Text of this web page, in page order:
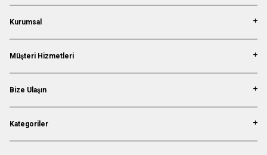
Kurumsal
Müşteri Hizmetleri
Bize Ulaşın
Kategoriler